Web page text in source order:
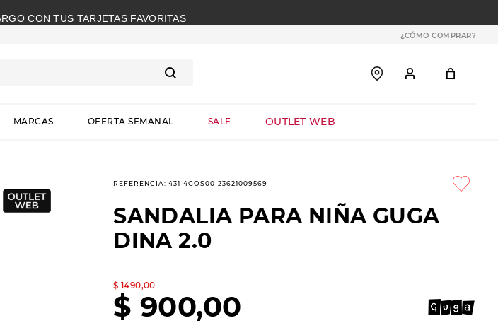
CON TUS TARJETAS FAVORITAS
¿CÓMO COMPRAR?
MARCAS OFERTA SEMANAL SALE OUTLET WEB
REFERENCIA:431-4GOS00-23621009569
SANDALIA PARA NIÑA GUGA
DINA 2.0
$ 1490,00
$ 900,00